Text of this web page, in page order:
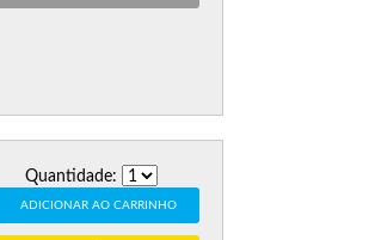
Quantidade:
ADICIONAR AO CARRINHO